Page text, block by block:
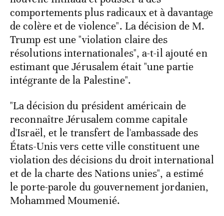
comportements plus radicaux et à davantage
de colère et de violence". La décision de M.
Trump est une "violation claire des
résolutions internationales", a-t-il ajouté en
estimant que Jérusalem était "une partie
intégrante de la Palestine".
"La décision du président américain de
reconnaître Jérusalem comme capitale
d'Israël, et le transfert de l'ambassade des
États-Unis vers cette ville constituent une
violation des décisions du droit international
et de la charte des Nations unies", a estimé
le porte-parole du gouvernement jordanien,
Mohammed Moumenié.